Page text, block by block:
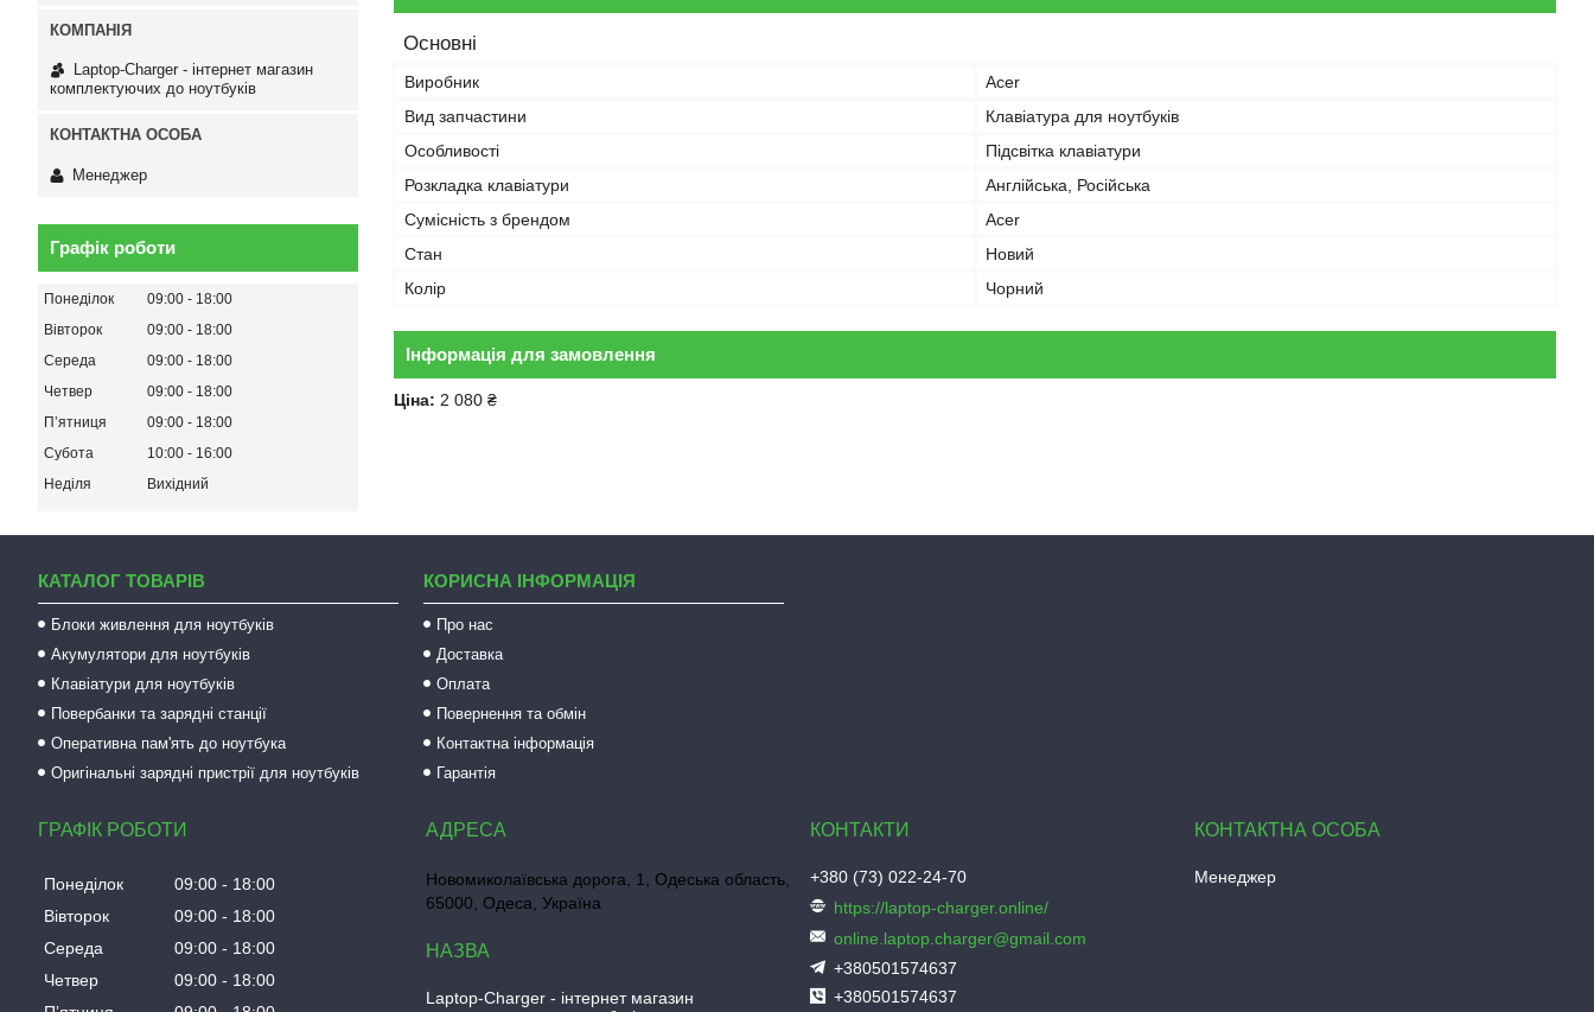
Основні
Виробник
Acer
Вид запчастини
Клавіатура для ноутбуків
Особливості
Підсвітка клавіатури
Розкладка клавіатури
Англійська, Російська
Сумісність з брендом
Acer
Стан
Новий
Колір
Чорний
Інформація для замовлення
Ціна: 2 080 ₴
Laptop-Charger - інтернет магазин
комплектуючих до ноутбуків
Менеджер
Графік роботи
Понеділок 09:00
18:00
Вівторок
09:00
18:00
Середа
09:00
18:00
Четвер
09:00
18:00
Пʼятниця
09:00
18:00
Субота
10:00
16:00
Неділя
Вихідний
КАТАЛОГ ТОВАРІВ
Блоки живлення для ноутбуків
Акумулятори для ноутбуків
Клавіатури для ноутбуків
Повербанки та зарядні станції
Оперативна пам'ять до ноутбука
Оригінальні зарядні пристрії для ноутбуків
КОРИСНА ІНФОРМАЦІЯ
Про нас
Доставка
Оплата
Повернення та обмін
Контактна інформація
Гарантія
ГРАФІК РОБОТИ
Понеділок 09:00
18:00
Вівторок
09:00
18:00
Середа
09:00
18:00
Четвер
09:00
18:00
Новомиколаївська дорога, 1, Одеська область,
65000, Одеса, Україна
Laptop-Charger - інтернет магазин
+380 (73) 022-24-70
https://laptop-charger.online/
online.laptop.charger@gmail.com
+380501574637
+380501574637
Менеджер